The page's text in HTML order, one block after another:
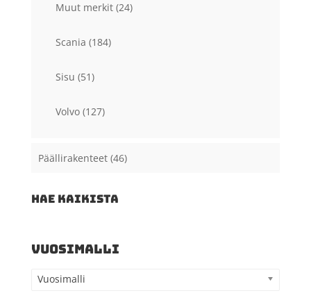
Muut merkit (24)
Scania (184)
Sisu (51)
Volvo (127)
Päällirakenteet (46)
HAE KAIKISTA
VUOSIMALLI
Vuosimalli